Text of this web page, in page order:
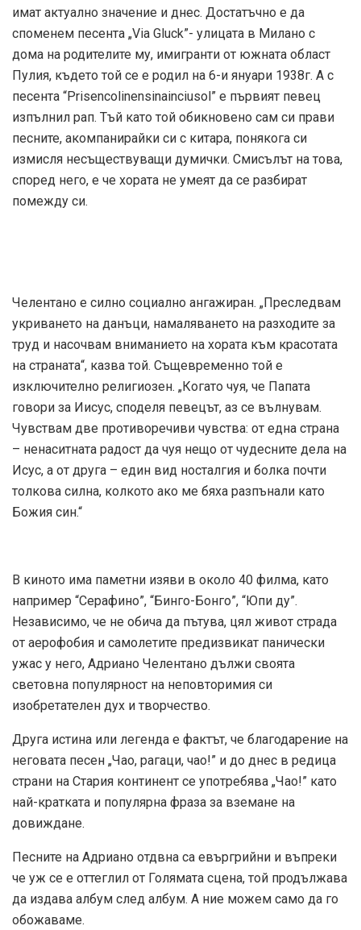
имат актуално значение и днес. Достатъчно е да
споменем песента „Via Gluck”- улицата в Милано с
дома на родителите му, имигранти от южната област
Пулия, където той се е родил на 6-и януари 1938г. А с
песента “Prisencolinensinainciusol” е първият певец
изпълнил рап. Тъй като той обикновено сам си прави
песните, акомпанирайки си с китара, понякога си
измисля несъществуващи думички. Смисълът на това,
според него, е че хората не умеят да се разбират
помежду си.
Челентано е силно социално ангажиран. „Преследвам
укриването на данъци, намаляването на разходите за
труд и насочвам вниманието на хората към красотата
на страната“, казва той. Същевременно той е
изключително религиозен. „Когато чуя, че Папата
говори за Иисус, споделя певецът, аз се вълнувам.
Чувствам две противоречиви чувства: от една страна
– ненаситната радост да чуя нещо от чудесните дела на
Исус, а от друга – един вид носталгия и болка почти
толкова силна, колкото ако ме бяха разпънали като
Божия син.“
В киното има паметни изяви в около 40 филма, като
например “Серафино”, “Бинго-Бонго”, “Юпи ду”.
Независимо, че не обича да пътува, цял живот страда
от аерофобия и самолетите предизвикат панически
ужас у него, Адриано Челентано дължи своята
световна популярност на неповторимия си
изобретателен дух и творчество.
Друга истина или легенда е фактът, че благодарение на
неговата песен „Чао, рагаци, чао!” и до днес в редица
страни на Стария континент се употребява „Чао!” като
най-кратката и популярна фраза за вземане на
довиждане.
Песните на Адриано отдвна са евъргрийни и въпреки
че уж се е оттеглил от Голямата сцена, той продължава
да издава албум след албум. А ние можем само да го
обожаваме.